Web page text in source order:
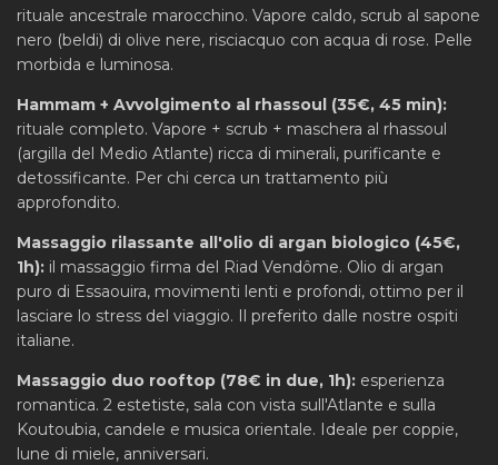
rituale ancestrale marocchino. Vapore caldo, scrub al sapone
nero (beldi) di olive nere, risciacquo con acqua di rose. Pelle
morbida e luminosa.
Hammam + Avvolgimento al rhassoul (35€, 45 min):
rituale completo. Vapore + scrub + maschera al rhassoul
(argilla del Medio Atlante) ricca di minerali, purificante e
detossificante. Per chi cerca un trattamento più
approfondito.
Massaggio rilassante all'olio di argan biologico (45€,
1h): il massaggio firma del Riad Vendôme. Olio di argan
puro di Essaouira, movimenti lenti e profondi, ottimo per il
lasciare lo stress del viaggio. Il preferito dalle nostre ospiti
italiane.
Massaggio duo rooftop (78€ in due, 1h): esperienza
romantica. 2 estetiste, sala con vista sull'Atlante e sulla
Koutoubia, candele e musica orientale. Ideale per coppie,
lune di miele, anniversari.